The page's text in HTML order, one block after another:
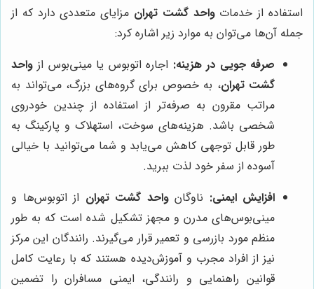
استفاده از خدماتواحد گشت تهران مزایای متعددی دارد که از
جمله آن‌ها می‌توان به موارد زیر اشاره کرد:
صرفه جویی در هزینه: اجاره اتوبوس یا مینی‌بوس از واحد
گشت تهران، به خصوص برای گروه‌های بزرگ، می‌تواند به
مراتب مقرون به صرفه‌تر از استفاده از چندین خودروی
شخصی باشد. هزینه‌های سوخت، استهلاک و پارکینگ به
طور قابل توجهی کاهش می‌یابد و شما می‌توانید با خیالی
آسوده از سفر خود لذت ببرید.
افزایش ایمنی: ناوگانواحد گشت تهران از اتوبوس‌ها و
مینی‌بوس‌های مدرن و مجهز تشکیل شده است که به طور
منظم مورد بازرسی و تعمیر قرار می‌گیرند. رانندگان این مرکز
نیز از افراد مجرب و آموزش‌دیده هستند که با رعایت کامل
قوانین راهنمایی و رانندگی، ایمنی مسافران را تضمین